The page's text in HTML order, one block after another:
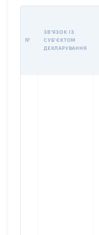
№
ЗВʼЯЗОК ІЗ
СУБʼЄКТОМ
ДЕКЛАРУВАННЯ